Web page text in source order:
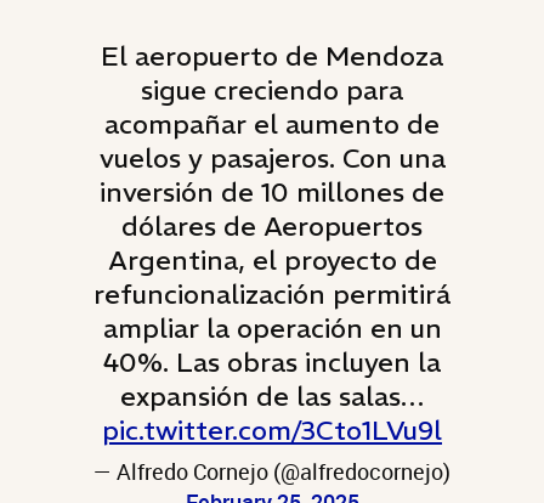
El aeropuerto de Mendoza
sigue creciendo para
acompañar el aumento de
vuelos y pasajeros. Con una
inversión de 10 millones de
dólares de Aeropuertos
Argentina, el proyecto de
refuncionalización permitirá
ampliar la operación en un
40%. Las obras incluyen la
expansión de las salas…
pic.twitter.com/3Cto1LVu9l
— Alfredo Cornejo (@alfredocornejo)